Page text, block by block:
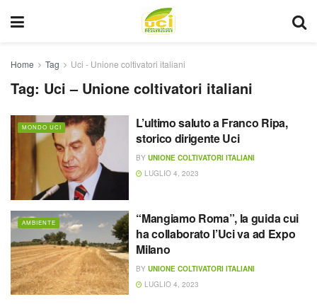
Home Tag Uci - Unione coltivatori italiani
Tag: Uci – Unione coltivatori italiani
MONDO UCI
L’ultimo saluto a Franco Ripa,
storico dirigente Uci
BY UNIONE COLTIVATORI ITALIANI
LUGLIO 4, 2023
AMBIENTE
“Mangiamo Roma”, la guida cui
ha collaborato l’Uci va ad Expo
Milano
BY UNIONE COLTIVATORI ITALIANI
LUGLIO 4, 2023